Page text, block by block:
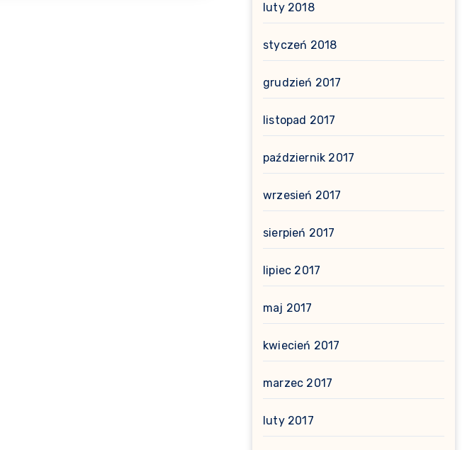
luty 2018
styczeń 2018
grudzień 2017
listopad 2017
październik 2017
wrzesień 2017
sierpień 2017
lipiec 2017
maj 2017
kwiecień 2017
marzec 2017
luty 2017